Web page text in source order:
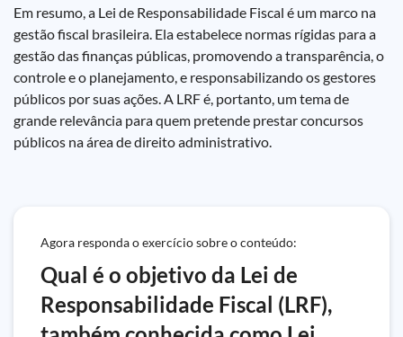
Em resumo, a Lei de Responsabilidade Fiscal é um marco na
gestão fiscal brasileira. Ela estabelece normas rígidas para a
gestão das finanças públicas, promovendo a transparência, o
controle e o planejamento, e responsabilizando os gestores
públicos por suas ações. A LRF é, portanto, um tema de
grande relevância para quem pretende prestar concursos
públicos na área de direito administrativo.
Agora responda o exercício sobre o conteúdo:
Qual é o objetivo da Lei de
Responsabilidade Fiscal (LRF),